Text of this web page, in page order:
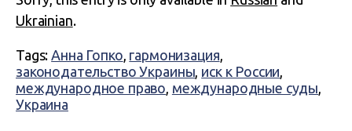
Ukrainian.
Tags:Анна Гопко, гармонизация,
законодательство Украины, иск к России,
международное право, международные суды,
Украина